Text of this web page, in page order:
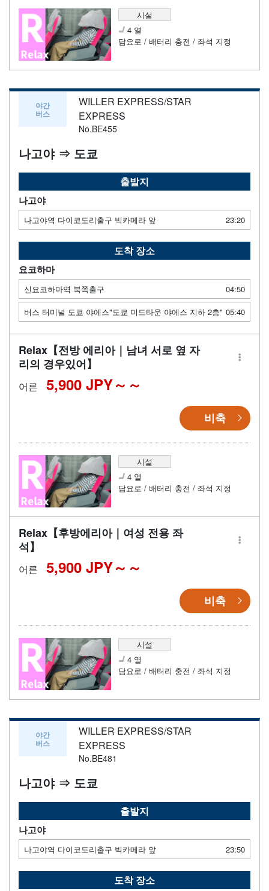
시설
4 열
담요로 / 배터리 충전 / 좌석 지정
야간
버스
WILLER EXPRESS/STAR
EXPRESS
No.BE455
나고야 ⇒ 도쿄
출발지
나고야
나고야역 다이코도리출구 빅카메라 앞 23:20
도착 장소
요코하마
신요코하마역 북쪽출구
04:50
버스 터미널 도쿄 야에스"도쿄 미드타운 야에스 지하 2층" 05:40
Relax【전방 에리아｜남녀 서로 옆 자
리의 경우있어】
어른 5,900 JPY～
비축
시설
4 열
담요로 / 배터리 충전 / 좌석 지정
Relax【후방에리아｜여성 전용 좌
석】
어른 5,900 JPY～
비축
시설
4 열
담요로 / 배터리 충전 / 좌석 지정
야간
버스
WILLER EXPRESS/STAR
EXPRESS
No.BE481
나고야 ⇒ 도쿄
출발지
나고야
나고야역 다이코도리출구 빅카메라 앞 23:50
도착 장소